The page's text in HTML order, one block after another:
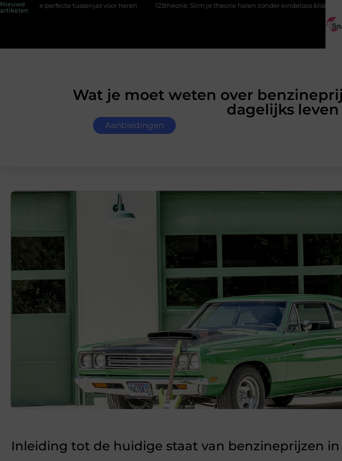
Nieuwe
artikelen
tussenjas voor heren 123theorie: Slim je theorie halen zonder eindeloos blokken De
Wat je moet weten over
dagelijks
Aanbiedingen
Inleiding tot de huidige staat van benzineprijzen